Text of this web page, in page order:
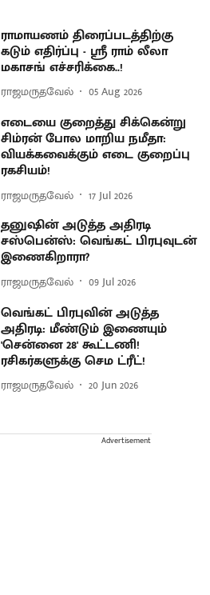
ராமாயணம் திரைப்படத்திற்கு
கடும் எதிர்ப்பு - ஸ்ரீ ராம் லீலா
மகாசங் எச்சரிக்கை..!
ராஜமருதவேல் 05 Aug 2026
எடையை குறைத்து சிக்கென்று
சிம்ரன் போல மாறிய நமீதா:
வியக்கவைக்கும் எடை குறைப்பு
ரகசியம்!
ராஜமருதவேல் 17 Jul 2026
தனுஷின் அடுத்த அதிரடி
சஸ்பென்ஸ்: வெங்கட் பிரபுவுடன்
இணைகிறாரா?
ராஜமருதவேல் 09 Jul 2026
வெங்கட் பிரபுவின் அடுத்த
அதிரடி: மீண்டும் இணையும்
'சென்னை 28' கூட்டணி!
ரசிகர்களுக்கு செம ட்ரீட்!
ராஜமருதவேல் 20 Jun 2026
Advertisement